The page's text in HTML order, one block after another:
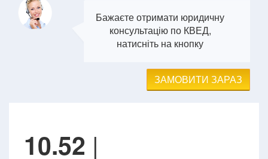
Бажаєте отримати юридичну
консультацію по КВЕД,
натисніть на кнопку
ЗАМОВИТИ ЗАРАЗ
10.52 |